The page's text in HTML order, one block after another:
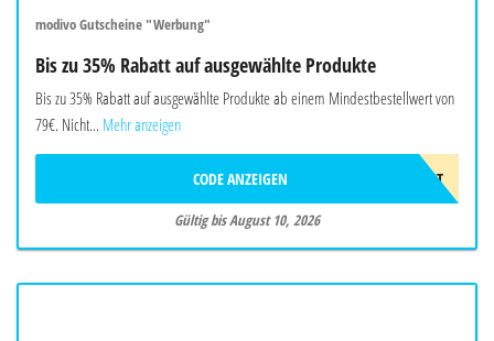
modivo Gutscheine "Werbung"
Bis zu 35% Rabatt auf ausgewählte Produkte
Bis zu 35% Rabatt auf ausgewählte Produkte ab einem Mindestbestellwert von
79€. Nicht... Mehr anzeigen
LAST
CODE ANZEIGEN
Gültig bis August 10, 2026